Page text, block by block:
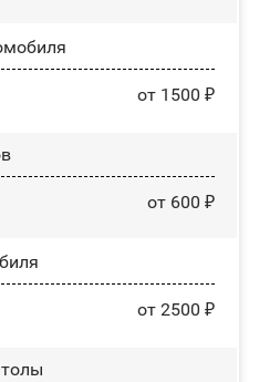
от 1500 ₽
от 600 ₽
от 2500 ₽